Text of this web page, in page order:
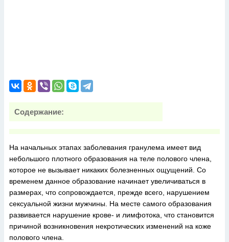
Содержание:
На начальных этапах заболевания гранулема имеет вид
небольшого плотного образования на теле полового члена,
которое не вызывает никаких болезненных ощущений. Со
временем данное образование начинает увеличиваться в
размерах, что сопровождается, прежде всего, нарушением
сексуальной жизни мужчины. На месте самого образования
развивается нарушение крове- и лимфотока, что становится
причиной возникновения некротических изменений на коже
полового члена.